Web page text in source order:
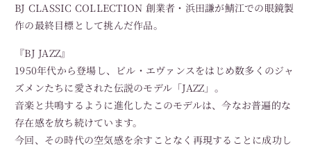
BJ CLASSIC COLLECTION 創業者・浜田謙が鯖江での眼鏡製
作の最終目標として挑んだ作品。
『BJ JAZZ』
1950年代から登場し、ビル・エヴァンスをはじめ数多くのジャ
ズメンたちに愛された伝説のモデル「JAZZ」。
音楽と共鳴するように進化したこのモデルは、今なお普遍的な
存在感を放ち続けています。
今回、その時代の空気感を余すことなく再現することに成功し